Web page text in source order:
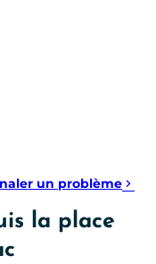
un problème
la place